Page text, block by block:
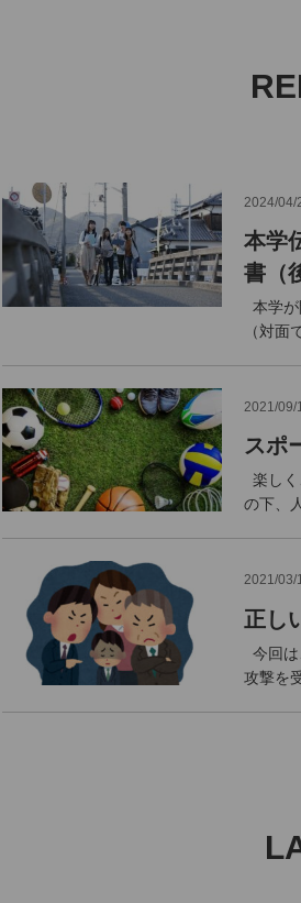
2024/04/
本学
書（
本学
（対面
2021/09/
スポ
楽し
の下、
2021/03/
正し
今回
攻撃を